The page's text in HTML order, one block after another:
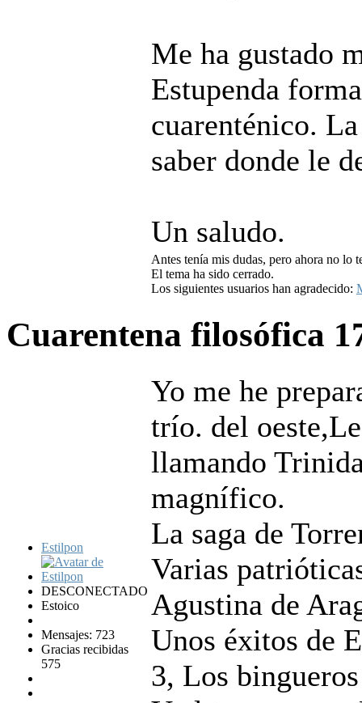
Me ha gustado
Estupenda
cuarenténico.
saber donde le
Un saludo.
Antes tenía mis dudas, pero ahora no lo
El tema ha sido cerrado.
Los siguientes usuarios han agradecido:
Cuarentena filosófica
Estilpon
DESCONECTADO
Estoico
Mensajes: 723
Gracias recibidas
575
Yo me he
trío. del
llamando
magnífico.
La saga de
Varias
Agustina de
Unos éxitos de
3, Los